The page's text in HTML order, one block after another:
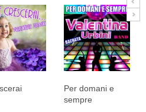
Per domani e
sempre